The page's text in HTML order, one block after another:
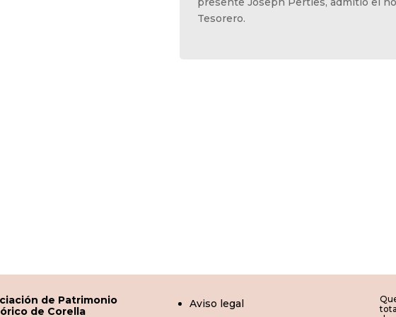
Tesorero.
de Patrimonio
de Corella
Aviso legal